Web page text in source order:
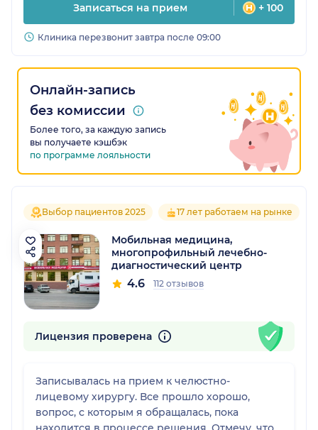
Записаться на прием + 100
Клиника перезвонит завтра после 09:00
Онлайн-запись
без комиссии
Более того, за каждую запись
вы получаете кэшбэк
по программе лояльности
Выбор пациентов 2025 17 лет работаем на рынке
Мобильная медицина,
многопрофильный лечебно-
диагностический центр
4.6 112 отзывов
Лицензия проверена
Записывалась на прием к челюстно-
лицевому хирургу. Все прошло хорошо,
вопрос, с которым я обращалась, пока